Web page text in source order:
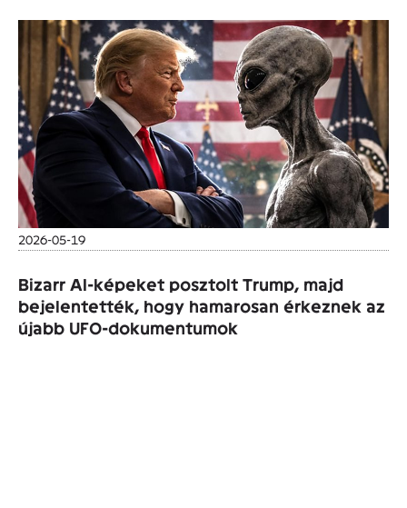
2026-05-19
Bizarr AI-képeket posztolt Trump, majd
bejelentették, hogy hamarosan érkeznek az
újabb UFO-dokumentumok